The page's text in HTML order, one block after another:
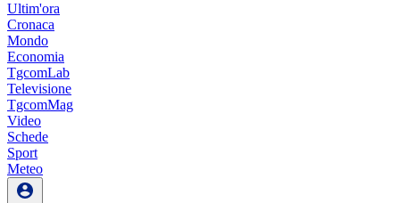
Ultim'ora
Cronaca
Mondo
Economia
TgcomLab
Televisione
TgcomMag
Video
Schede
Sport
Meteo